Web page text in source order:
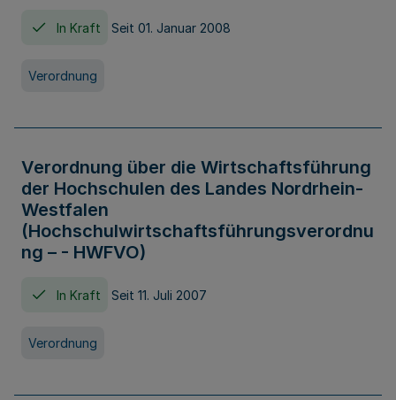
In Kraft Seit 01. Januar 2008
Verordnung
Verordnung über die Wirtschaftsführung
der Hochschulen des Landes Nordrhein-
Westfalen
(Hochschulwirtschaftsführungsverordnu
ng – - HWFVO)
In Kraft Seit 11. Juli 2007
Verordnung